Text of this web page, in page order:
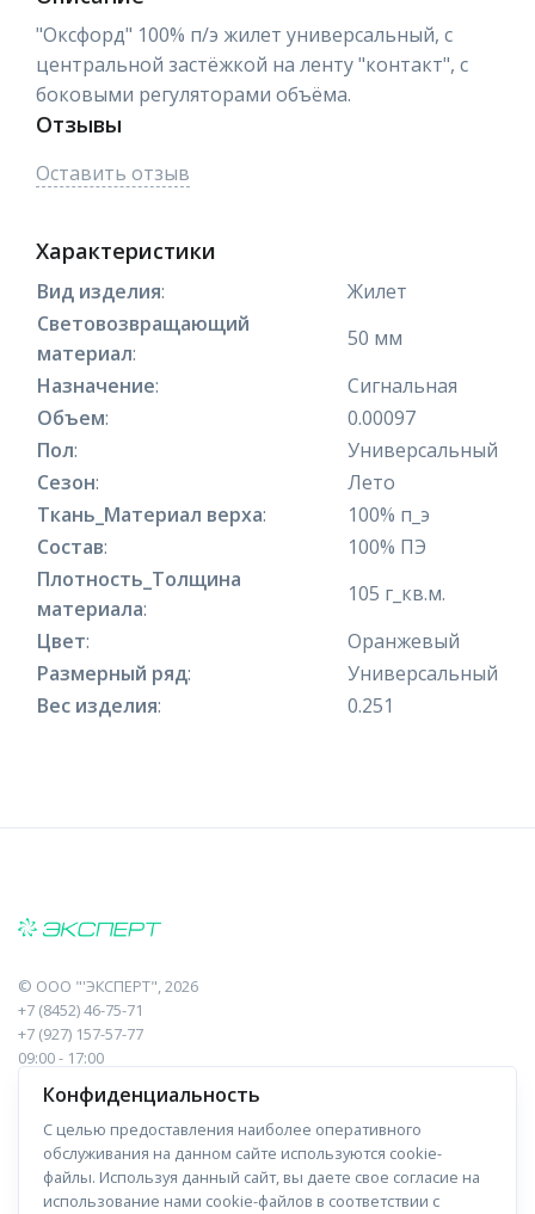
"Оксфорд" 100% п/э жилет универсальный, с
центральной застёжкой на ленту "контакт", с
боковыми регуляторами объёма.
Отзывы
Оставить отзыв
Характеристики
Вид изделия:
Жилет
Световозвращающий
материал:
50 мм
Назначение:
Сигнальная
Объем:
0.00097
Пол:
Универсальный
Сезон:
Лето
Ткань_Материал верха:
100% п_э
Состав:
100% ПЭ
Плотность_Толщина
материала:
105 г_кв.м.
Цвет:
Оранжевый
Размерный ряд:
Универсальный
Вес изделия: 0.251
© ООО "'ЭКСПЕРТ", 2026
+7 (8452) 46-75-71
+7 (927) 157-57-77
09:00 - 17:00
410017, Саратов, Пугачева, 10 к1, оф.23
Навигация
Прайс-лист
Информация
О компании
Конфиденциальность
С целью предоставления наиболее оперативного
обслуживания на данном сайте используются cookie-
файлы. Используя данный сайт, вы даете свое согласие на
использование нами cookie-файлов в соответствии с